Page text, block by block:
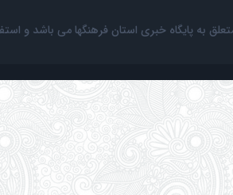
به پایگاه خبری استان فرهنگها می باشد و